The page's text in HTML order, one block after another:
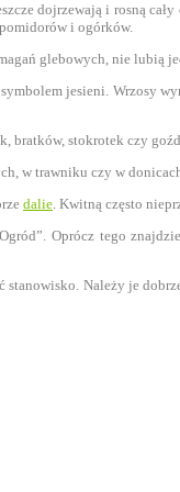
dojrzewają i rosną
i ogórków.
glebowych, nie lubią
jesieni. Wrzosy
bratków, stokrotek czy
w trawniku czy w
dalie . Kwitną często
Oprócz tego
Należy je